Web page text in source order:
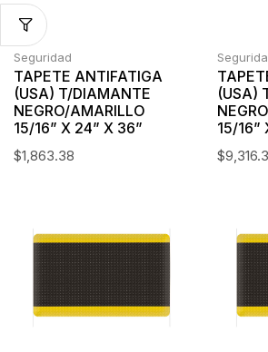
Seguridad
TAPETE ANTIFATIGA
(USA) T/DIAMANTE
NEGRO/AMARILLO
15/16” X 24” X 36”
$1,863.38
(USA)
15/16”
$